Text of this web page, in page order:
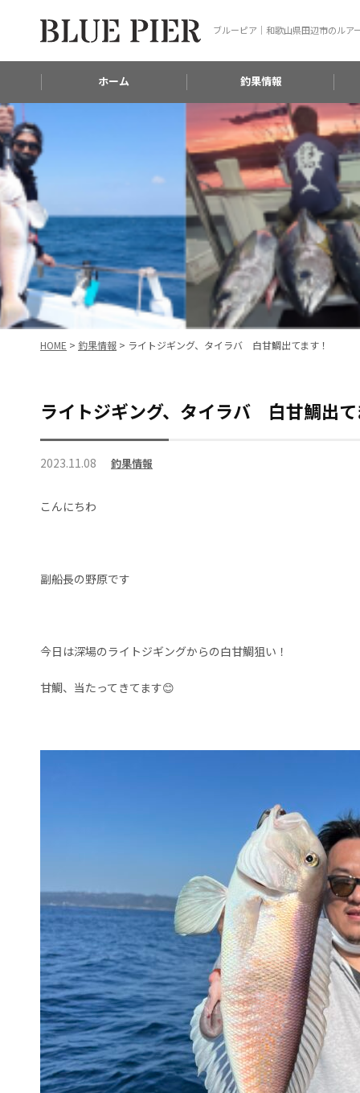
ブルーピア｜和歌山県田辺市のルア
ホーム 釣果情報
HOME > 釣果情報 > ライトジギング、タイラバ 白甘鯛出てます！
ライトジギング、タイラバ 白甘鯛出
2023.11.08 釣果情報
こんにちわ
副船長の野原です
今日は深場のライトジギングからの白甘鯛狙い！
甘鯛、当たってきてます😊